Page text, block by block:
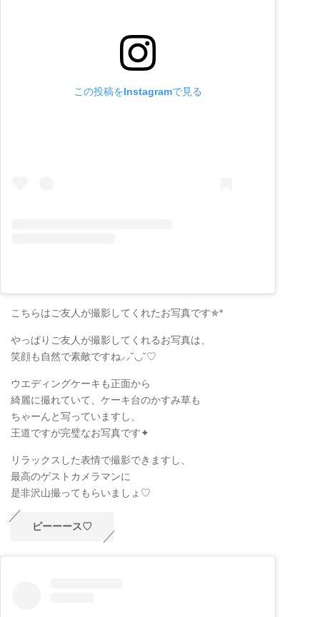
この投稿をInstagramで見る
こちらはご友人が撮影してくれたお写真です✯*
やっぱりご友人が撮影してくれるお写真は、
笑顔も自然で素敵ですね⸝⸝˘◡˘♡
ウエディングケーキも正面から
綺麗に撮れていて、ケーキ台のかすみ草も
ちゃーんと写っていますし、
王道ですが完璧なお写真です✦
リラックスした表情で撮影できますし、
最高のゲストカメラマンに
是非沢山撮ってもらいましょ♡
ピーーース♡